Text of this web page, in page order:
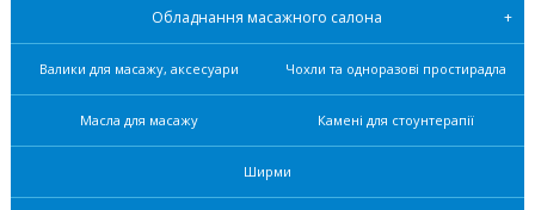
Обладнання масажного салона
Валики для масажу, аксесуари Чохли та одноразові простирадла
Масла для масажу Камені для стоунтерапії
Ширми